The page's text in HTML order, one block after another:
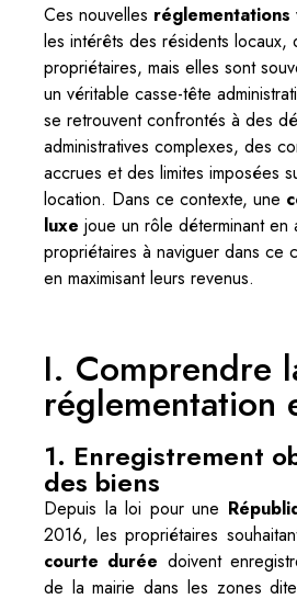
Ces nouvelles réglementations
les intérêts des résidents locaux,
propriétaires, mais elles sont
un véritable casse-tête
se retrouvent confrontés à des
administratives complexes, des
accrues et des limites imposées
location. Dans ce contexte, une
luxe joue un rôle déterminant en
propriétaires à naviguer dans ce
en maximisant leurs revenus.
I. Comprendre
réglementation
1. Enregistrement
des biens
Depuis la loi pour une
2016, les propriétaires
courte durée doivent
de la mairie dans les zones